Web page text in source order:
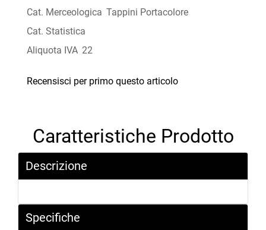
Cat. Merceologica Tappini Portacolore
Cat. Statistica
Aliquota IVA 22
Recensisci per primo questo articolo
Caratteristiche Prodotto
Descrizione
Specifiche